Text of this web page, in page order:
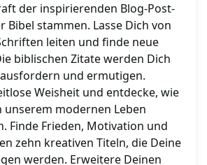
der inspirierenden Blog-Post-
Bibel stammen. Lasse Dich von
leiten und finde neue
biblischen Zitate werden Dich
und ermutigen.
Weisheit und entdecke, wie
unserem modernen Leben
Finde Frieden, Motivation und
zehn kreativen Titeln, die Deine
werden. Erweitere Deinen